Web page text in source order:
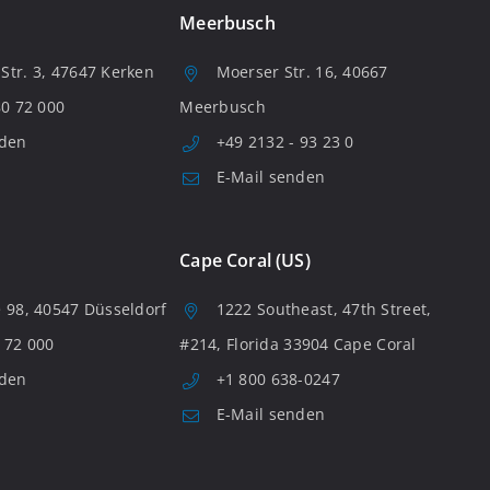
3, 47647 Kerken
72 000
Meerbusch
Moerser Str. 16, 40667
Meerbusch
+49 2132 - 93 23 0
E-Mail senden
98, 40547 Düsseldorf
000
Cape Coral (US)
1222 Southeast, 47th Street,
#214, Florida 33904 Cape Coral
+1 800 638-0247
E-Mail senden